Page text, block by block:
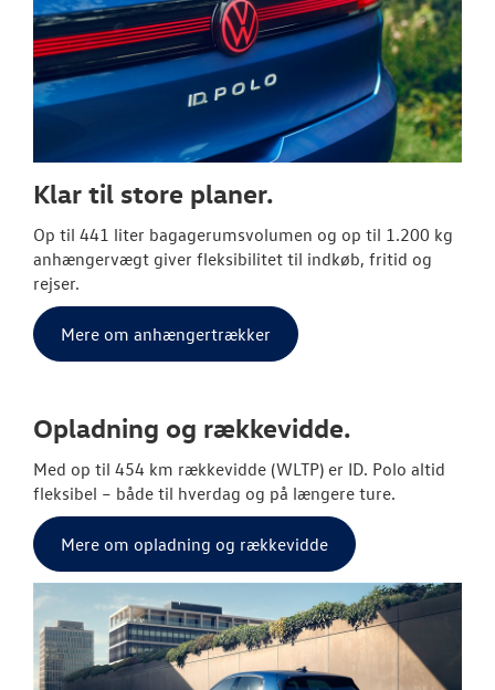
Klar til store planer.
Op til 441 liter bagagerumsvolumen og op til 1.200 kg
anhængervægt giver fleksibilitet til indkøb, fritid og
rejser.
Mere om anhængertrækker
Opladning og rækkevidde.
Med op til 454 km rækkevidde (WLTP) er ID. Polo altid
fleksibel – både til hverdag og på længere ture.
Mere om opladning og rækkevidde